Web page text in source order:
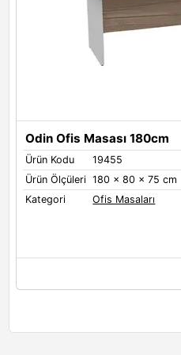
Odin Ofis Masası 180cm
Ürün Kodu
19455
Ürün Ölçüleri 180 x 80 x 75 cm
Kategori
Ofis Masaları